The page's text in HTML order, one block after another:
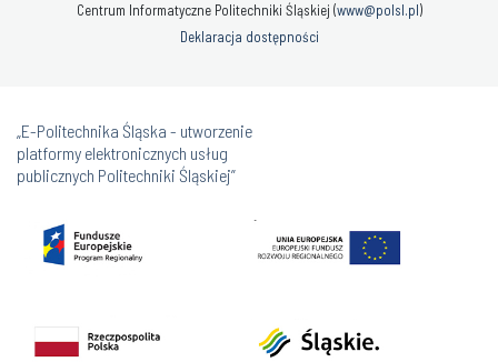
Centrum Informatyczne Politechniki Śląskiej (www@polsl.pl)
Deklaracja dostępności
„E-Politechnika Śląska - utworzenie
platformy elektronicznych usług
publicznych Politechniki Śląskiej”